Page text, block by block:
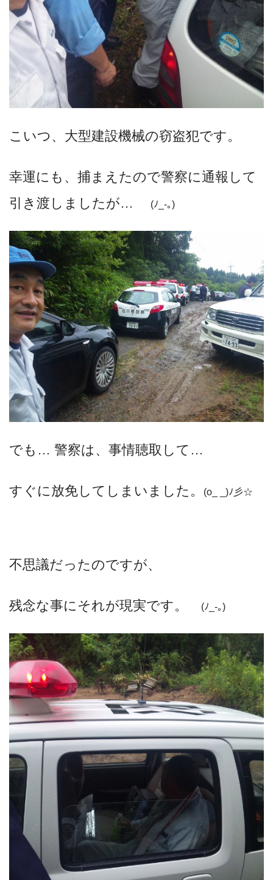
こいつ、大型建設機械の窃盗犯です。
幸運にも、捕まえたので警察に通報して
引き渡しましたが… (ﾉ_-｡)
でも… 警察は、事情聴取して…
すぐに放免してしまいました。 (o_ _)ﾉ彡☆
不思議だったのですが、
残念な事にそれが現実です。 (ﾉ_-｡)